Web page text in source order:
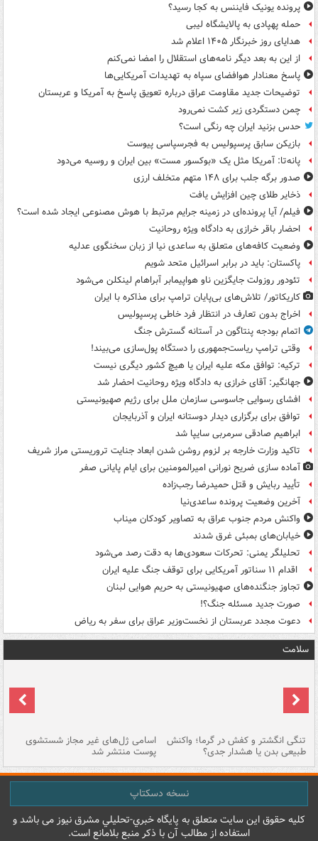
پرونده یونیک فایننس به کجا رسید؟
حمله پهپادی به پالایشگاه لیبی
هدایای روز خبرنگار ۱۴۰۵ اعلام شد
از این به بعد دیگر نامه‌های استقلال را امضا نمی‌کنم
پاسخ معنادار هوافضای سپاه به تهدیدات آمریکایی‌ها
توضیحات جدید مقاومت عراق درباره تعویق پاسخ به آمریکا و عربستان
چمن دستگردی زیر کشت نمی‌رود
حدس بزنید ایران چه رنگی است؟
بازیکن سابق پرسپولیس به فجرسپاسی پیوست
پانه‌تا: آمریکا مثل یک «بوکسور مست» بین ایران و روسیه می‌دود
صدور برگه جلب برای ۱۴۸ متهم متخلف ارزی
ذخایر طلای چین افزایش یافت
فیلم/ آیا پرونده‌ای در زمینه جرایم مرتبط با هوش مصنوعی ایجاد شده است؟
احضار باقر خرازی به دادگاه ویژه روحانیت
وضعیت کافه‌های متعلق به ساعدی نیا از زبان سخنگوی عدلیه
پاکستان: باید در برابر اسرائیل متحد شویم
تئودور روزولت جایگزین ناو هواپیمابر آبراهام لینکلن می‌شود
کاریکاتور/ تلاش‌های بی‌پایان ترامپ برای مذاکره با ایران
اخراج بدون تعارف در انتظار فرد خاطی پرسپولیس
اتمام بودجه پنتاگون در آستانه گسترش جنگ
وقتی ترامپ ریاست‌جمهوری را دستگاه پول‌سازی می‌بیند!
ترکیه: توافق مکه علیه ایران یا هیچ کشور دیگری نیست
جهانگیر: آقای خرازی به دادگاه ویژه روحانیت احضار شد
افشای رسوایی جاسوسی سازمان ملل برای رژیم صهیونیستی
توافق برای برگزاری دیدار دوستانه ایران و آذربایجان
ابراهیم صادقی سرمربی سایپا شد
تاکید وزارت خارجه بر لزوم روشن شدن ابعاد جنایت تروریستی مراز شریف
آماده سازی ضریح نورانی امیرالمومنین برای ایام پایانی صفر
تأیید ربایش و قتل حمیدرضا رجب‌زاده
آخرین وضعیت پرونده ساعدی‌نیا
واکنش مردم جنوب عراق به تصاویر کودکان میناب
خیابان‌های بمبئی غرق شدند
تحلیلگر یمنی: تحرکات سعودی‌ها به دقت رصد می‌شود
اقدام ۱۱ سناتور آمریکایی برای توقف جنگ علیه ایران
تجاوز جنگنده‌های صهیونیستی به حریم هوایی لبنان
صورت جدید مسئله جنگ؟!
دعوت مجدد عربستان از نخست‌وزیر عراق برای سفر به ریاض
سلامت
تنگی انگشتر و کفش در گرما؛ واکنش
طبیعی بدن یا هشدار جدی؟
اسامی ژل‌های غیر مجاز شستشوی
پوست منتشر شد
نسخه دسکتاپ
کليه حقوق اين سايت متعلق به پایگاه خبري-تحليلي مشرق نيوز می باشد و
استفاده از مطالب آن با ذکر منبع بلامانع است.